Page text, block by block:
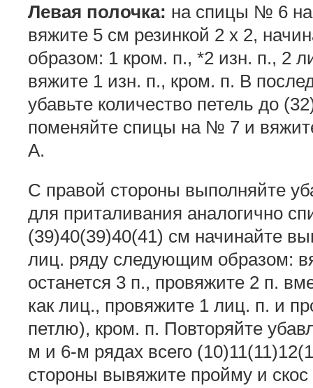
Левая полочка: на спицы № 6
вяжите 5 см резинкой 2 x 2,
образом: 1 кром. п., *2 изн. п., 2
вяжите 1 изн. п., кром. п. В
убавьте количество петель до
поменяйте спицы на № 7 и
А.
С правой стороны выполняйте
для приталивания аналогично
(39)40(39)40(41) см начинайте
лиц. ряду следующим образом:
останется 3 п., провяжите 2 п.
как лиц., провяжите 1 лиц. п. и
петлю), кром. п. Повторяйте
м и 6-м рядах всего
стороны вывяжите пройму и скос